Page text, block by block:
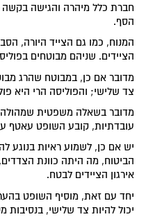
חברת כלל מיהרה והגישה
הסף.
המנוח, כמו גם הצייד היורה,
הציידים. שניהם מבוטחים
מדובר אם כן, במבוטח שהרג
צד שלישי; והפוליסה הרי היא
מדובר בשאלה משפטית
עובדתיות, קובע השופט עאטף
יש אם כן, לשמוע ראיות בנוגע
הביטוח, מה היתה כוונת
אירגון הציידים לבטח.
יחד עם זאת, מוסיף השופט
יכול להיות צד שלישי, בנסיבות